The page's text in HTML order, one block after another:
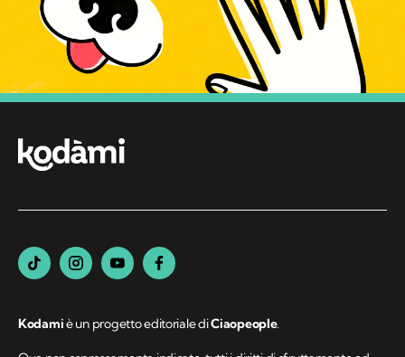
Kodami è un progetto editoriale di Ciaopeople